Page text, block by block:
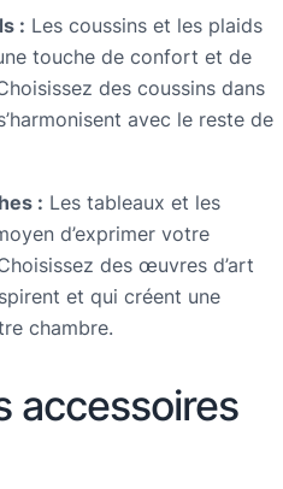
: Les coussins et les plaids
touche de confort et de
des coussins dans
avec le reste de
: Les tableaux et les
d’exprimer votre
des œuvres d’art
et qui créent une
chambre.
accessoires